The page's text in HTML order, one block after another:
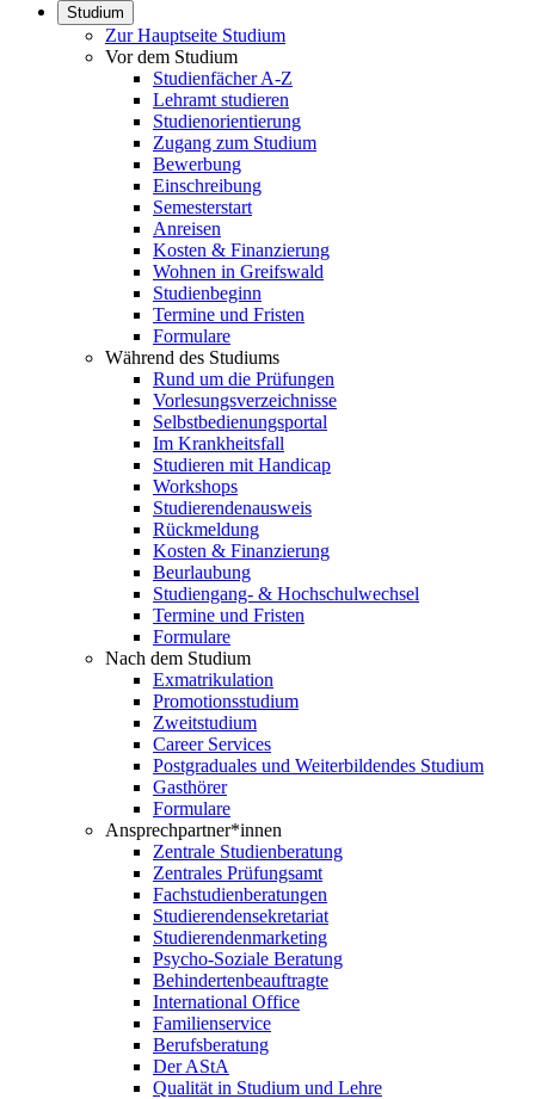
Studium
Zur Hauptseite Studium
Vor dem Studium
Studienfächer A-Z
Lehramt studieren
Studienorientierung
Zugang zum Studium
Bewerbung
Einschreibung
Semesterstart
Anreisen
Kosten & Finanzierung
Wohnen in Greifswald
Studienbeginn
Termine und Fristen
Formulare
Während des Studiums
Rund um die Prüfungen
Vorlesungsverzeichnisse
Selbstbedienungsportal
Im Krankheitsfall
Studieren mit Handicap
Workshops
Studierendenausweis
Rückmeldung
Kosten & Finanzierung
Beurlaubung
Studiengang- & Hochschulwechsel
Termine und Fristen
Formulare
Nach dem Studium
Exmatrikulation
Promotionsstudium
Zweitstudium
Career Services
Postgraduales und Weiterbildendes Studium
Gasthörer
Formulare
Ansprechpartner*innen
Zentrale Studienberatung
Zentrales Prüfungsamt
Fachstudienberatungen
Studierendensekretariat
Studierendenmarketing
Psycho-Soziale Beratung
Behindertenbeauftragte
International Office
Familienservice
Berufsberatung
Der AStA
Qualität in Studium und Lehre